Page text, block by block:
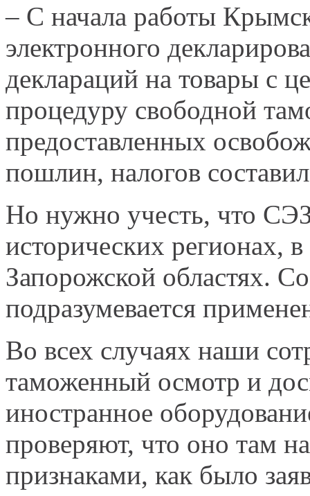
– С начала работы
электронного
деклараций на товары с
процедуру свободной
предоставленных
пошлин, налогов
Но нужно учесть, что
исторических регионах,
Запорожской областях.
подразумевается
Во всех случаях наши
таможенный осмотр и
иностранное
проверяют, что оно там
признаками, как было